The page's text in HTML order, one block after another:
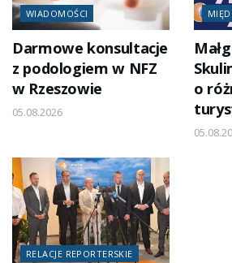
WIADOMOŚCI
Darmowe konsultacje
z podologiem w NFZ
w Rzeszowie
05.08.2026
o
RELACJE REPORTERSKIE